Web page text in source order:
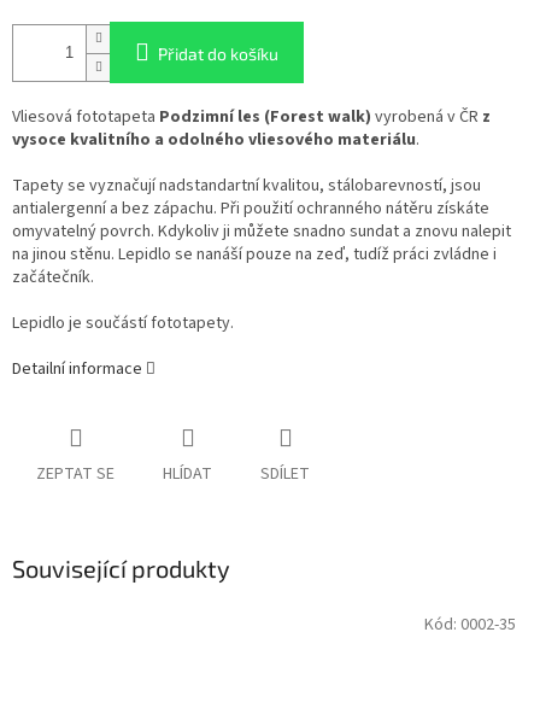
Přidat do košíku
Vliesová fototapeta Podzimní les (Forest walk) vyrobená v ČR z
vysoce kvalitního a odolného vliesového materiálu.
Tapety se vyznačují nadstandartní kvalitou, stálobarevností, jsou
antialergenní a bez zápachu. Při použití ochranného nátěru získáte
omyvatelný povrch. Kdykoliv ji můžete snadno sundat a znovu nalepit
na jinou stěnu. Lepidlo se nanáší pouze na zeď, tudíž práci zvládne i
začátečník.
Lepidlo je součástí fototapety.
Detailní informace
ZEPTAT SE HLÍDAT SDÍLET
Související produkty
Kód: 0002-35